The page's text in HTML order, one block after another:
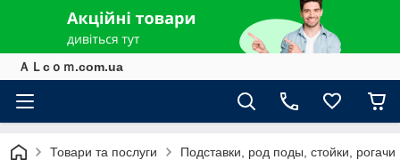
ＡＬcｏｍ.com.ua
Товари та послуги Подставки, род поды, стойки, рогачи